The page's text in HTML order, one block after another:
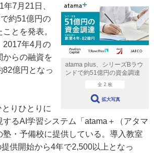
atama plus、シリーズBラウ
ンドで約51億円の資金調達
全 2 枚
拡大写真
7月21日、
約51億円の
とを発表。
2017年4月の
からの融資を
82億円となっ
りひとりに
するAI学習システム「atama＋（アタマ
塾・予備校に提供している。導入教室
供開始から4年で2,500以上となっ